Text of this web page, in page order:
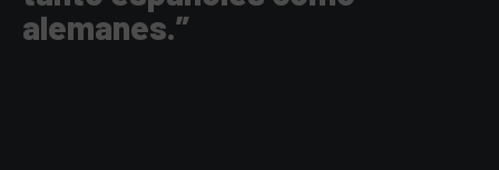
alemanes.”